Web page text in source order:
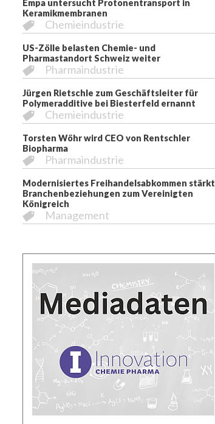
Copyright: Dachser
Empa untersucht Protonentransport in
Keramikmembranen
Chemieindustrie
US-Zölle belasten Chemie- und
Pharmastandort Schweiz weiter
Pharmaindustrie
Jürgen Rietschle zum Geschäftsleiter für
Polymeradditive bei Biesterfeld ernannt
Chemieindustrie
Torsten Wöhr wird CEO von Rentschler
Biopharma
Pharmaindustrie
Modernisiertes Freihandelsabkommen stärkt
Branchenbeziehungen zum Vereinigten
Königreich
Management